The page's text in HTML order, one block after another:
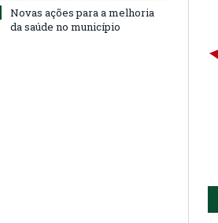
Novas ações para a melhoria
da saúde no município